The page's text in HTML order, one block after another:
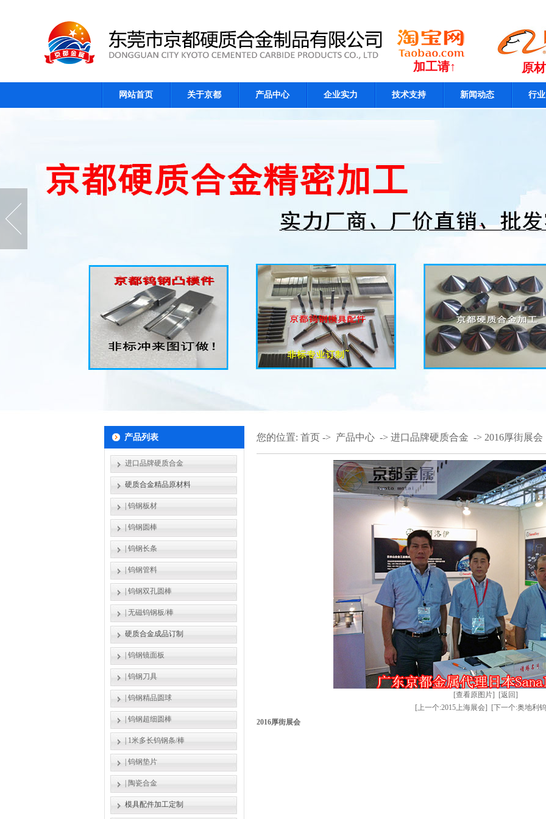
加工请↑ 原
网站首页 关于京都 产品中心 企业实力 技术支持 新闻动态 行
产品列表
进口品牌硬质合金
硬质合金精品原材料
钨钢板材
钨钢圆棒
钨钢长条
钨钢管料
钨钢双孔圆棒
无磁钨钢板/棒
硬质合金成品订制
钨钢镜面板
钨钢刀具
钨钢精品圆球
钨钢超细圆棒
1米多长钨钢条/棒
钨钢垫片
陶瓷合金
模具配件加工定制
您的位置: 首页 -> 产品中心 -> 进口品牌硬质合金 -> 2016厚街展会
[查看原图片]
[返回]
[上一个:2015上海展会]
[下一个:奥地利
2016厚街展会